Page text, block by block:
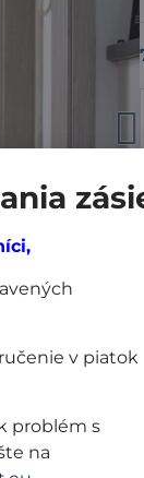
v piatok
problém s
na